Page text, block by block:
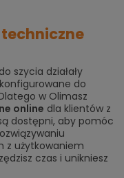
szycia działały
do
w Olimasz
online dla klientów z
dostępni, aby pomóc
z użytkowaniem
czas i unikniesz